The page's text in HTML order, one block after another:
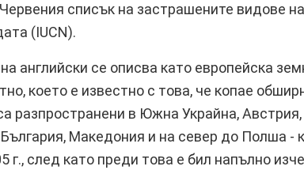
списък на застрашените видове
(IUCN).
английски се описва като европейска
което е известно с това, че копае
разпространени в Южна Украйна, Австрия,
Македония и на север до Полша -
г., след като преди това е бил напълно